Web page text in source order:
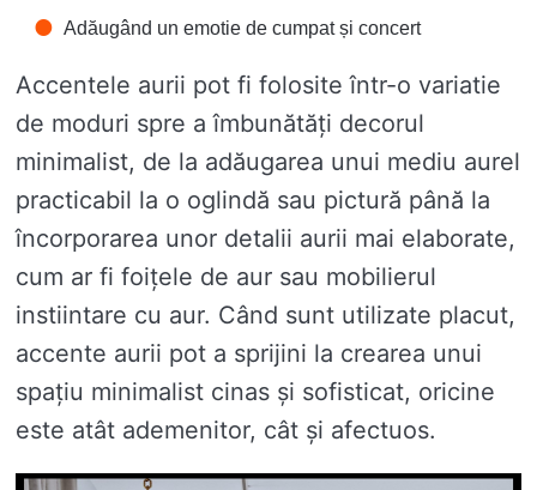
Adăugând un emotie de cumpat și concert
Accentele aurii pot fi folosite într-o variatie
de moduri spre a îmbunătăți decorul
minimalist, de la adăugarea unui mediu aurel
practicabil la o oglindă sau pictură până la
încorporarea unor detalii aurii mai elaborate,
cum ar fi foițele de aur sau mobilierul
instiintare cu aur. Când sunt utilizate placut,
accente aurii pot a sprijini la crearea unui
spațiu minimalist cinas și sofisticat, oricine
este atât ademenitor, cât și afectuos.